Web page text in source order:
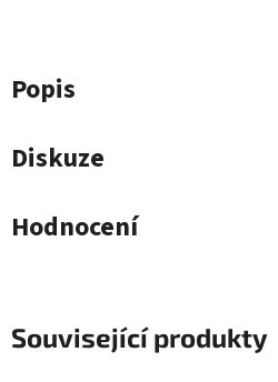
Popis
Diskuze
Hodnocení
Související produkty